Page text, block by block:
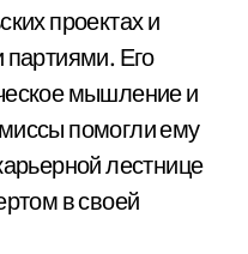
проектах и
партиями. Его
мышление и
помогли ему
лестнице
в своей